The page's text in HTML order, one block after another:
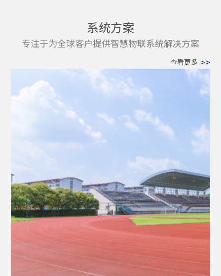
系统方案
专注于为全球客户提供智慧物联系统解决方案
查看更多 >>